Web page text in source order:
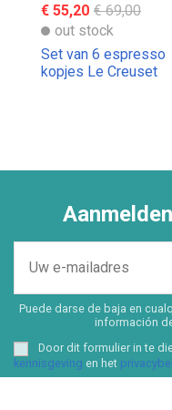
€ 55,20 € 69,00
out stock
Set van 6 espresso
kopjes Le Creuset
Puede darse de baja en
información
Door dit formulier in te
kennisgeving en het